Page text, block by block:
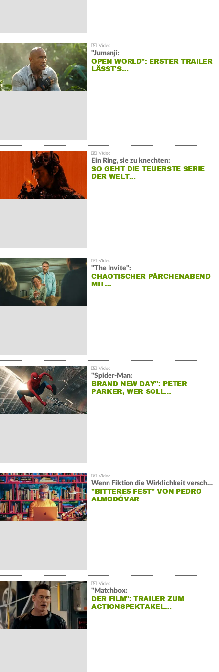
"Jumanji:
OPEN WORLD": ERSTER TRAILER
LÄSST'S…
Ein Ring, sie zu knechten:
SO GEHT DIE TEUERSTE SERIE
DER WELT…
"The Invite":
CHAOTISCHER PÄRCHENABEND
MIT…
"Spider-Man:
BRAND NEW DAY": PETER
PARKER, WER SOLL…
Wenn Fiktion die Wirklichkeit verschiebt:
"BITTERES FEST" VON PEDRO
ALMODÓVAR
"Matchbox:
DER FILM": TRAILER ZUM
ACTIONSPEKTAKEL…